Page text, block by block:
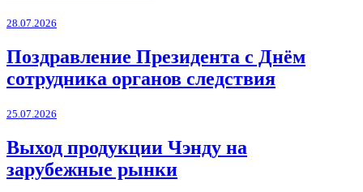
28.07.2026
Поздравление Президента с Днём
сотрудника органов следствия
25.07.2026
Выход продукции Чэнду на
зарубежные рынки